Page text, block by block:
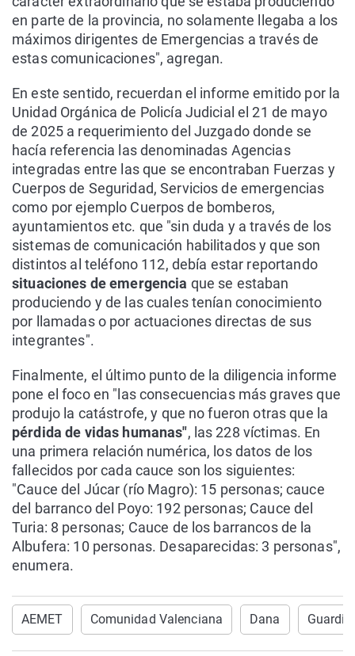
en parte de la provincia, no solamente llegaba a los
máximos dirigentes de Emergencias a través de
estas comunicaciones", agregan.
En este sentido, recuerdan el informe emitido por la
Unidad Orgánica de Policía Judicial el 21 de mayo
de 2025 a requerimiento del Juzgado donde se
hacía referencia las denominadas Agencias
integradas entre las que se encontraban Fuerzas y
Cuerpos de Seguridad, Servicios de emergencias
como por ejemplo Cuerpos de bomberos,
ayuntamientos etc. que "sin duda y a través de los
sistemas de comunicación habilitados y que son
distintos al teléfono 112, debía estar reportando
situaciones de emergencia que se estaban
produciendo y de las cuales tenían conocimiento
por llamadas o por actuaciones directas de sus
integrantes".
Finalmente, el último punto de la diligencia informe
pone el foco en "las consecuencias más graves que
produjo la catástrofe, y que no fueron otras que la
pérdida de vidas humanas", las 228 víctimas. En
una primera relación numérica, los datos de los
fallecidos por cada cauce son los siguientes:
"Cauce del Júcar (río Magro): 15 personas; cauce
del barranco del Poyo: 192 personas; Cauce del
Turia: 8 personas; Cauce de los barrancos de la
Albufera: 10 personas. Desaparecidas: 3 personas",
enumera.
AEMET Comunidad Valenciana Dana